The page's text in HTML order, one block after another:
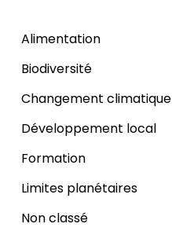
Alimentation
Biodiversité
Changement climatique
Développement local
Formation
Limites planétaires
Non classé